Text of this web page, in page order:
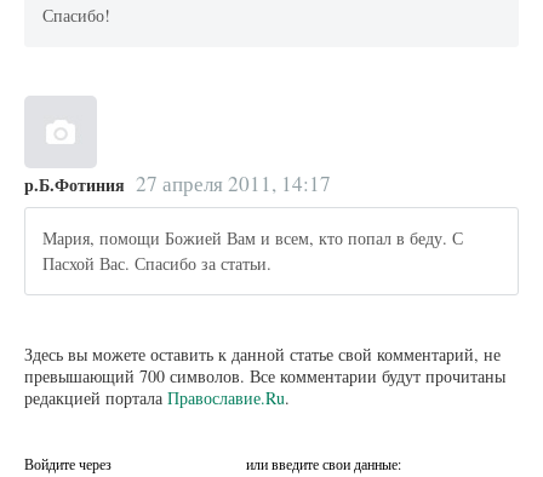
Спасибо!
р.Б.Фотиния 27 апреля 2011, 14:17
Мария, помощи Божией Вам и всем, кто попал в беду. С
Пасхой Вас. Спасибо за статьи.
Здесь вы можете оставить к данной статье свой комментарий, не
превышающий 700 символов. Все комментарии будут прочитаны
редакцией портала Православие.Ru.
Войдите через или введите свои данные: